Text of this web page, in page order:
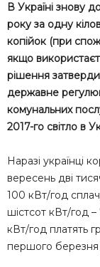
В Україні знову
року за одну
копійок (при
якщо
рішення
державне
комунальних
2017-го світло в
Наразі українці
вересень дві
100 кВт/год
шістсот кВт/год
кВт/год платять
першого березня